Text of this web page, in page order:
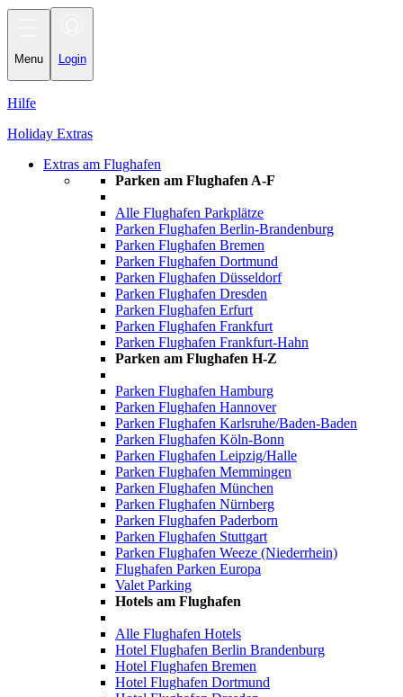
Menu Login
Hilfe
Holiday Extras
Extras am Flughafen
Parken am Flughafen A-F
Alle Flughafen Parkplätze
Parken Flughafen Berlin-Brandenburg
Parken Flughafen Bremen
Parken Flughafen Dortmund
Parken Flughafen Düsseldorf
Parken Flughafen Dresden
Parken Flughafen Erfurt
Parken Flughafen Frankfurt
Parken Flughafen Frankfurt-Hahn
Parken am Flughafen H-Z
Parken Flughafen Hamburg
Parken Flughafen Hannover
Parken Flughafen Karlsruhe/Baden-Baden
Parken Flughafen Köln-Bonn
Parken Flughafen Leipzig/Halle
Parken Flughafen Memmingen
Parken Flughafen München
Parken Flughafen Nürnberg
Parken Flughafen Paderborn
Parken Flughafen Stuttgart
Parken Flughafen Weeze (Niederrhein)
Flughafen Parken Europa
Valet Parking
Hotels am Flughafen
Alle Flughafen Hotels
Hotel Flughafen Berlin Brandenburg
Hotel Flughafen Bremen
Hotel Flughafen Dortmund